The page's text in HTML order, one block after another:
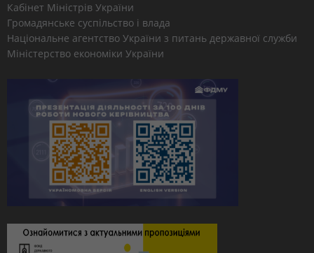
Кабінет Міністрів України
Громадянське суспільство і влада
Національне агентство України з питань державної служби
Міністерство економіки України